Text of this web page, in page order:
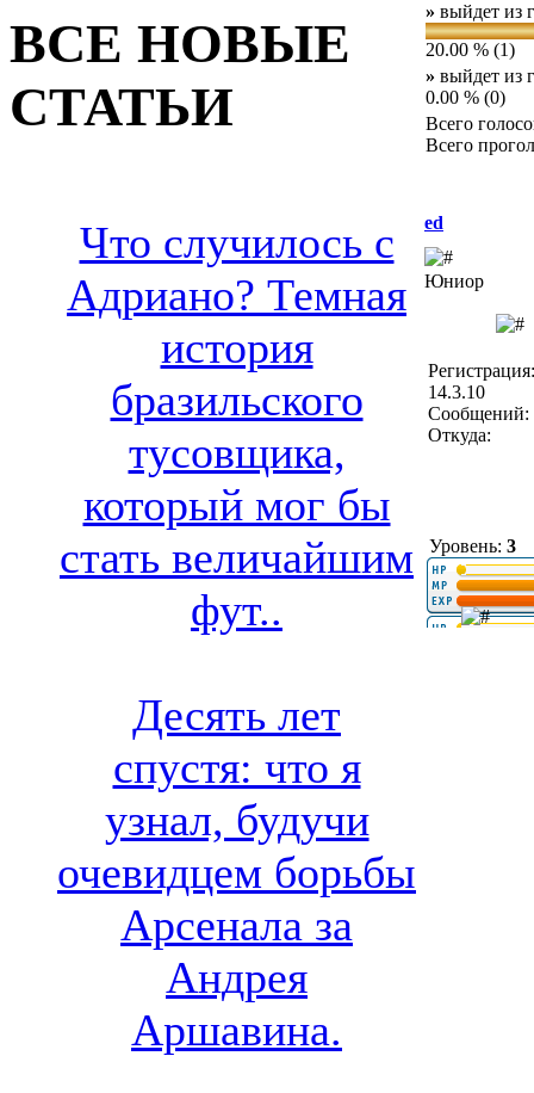
ВСЕ НОВЫЕ
СТАТЬИ
Что случилось с
Адриано? Темная
история
бразильского
тусовщика,
который мог бы
стать величайшим
фут..
Десять лет
спустя: что я
узнал, будучи
очевидцем борьбы
Арсенала за
Андрея
Аршавина.
» выйдет из
20.00 % (1)
» выйдет из
0.00 % (0)
Всего
Всего
ed
Юниор
Регистрация:
14.3.10
Сообщений:
Откуда:
Уровень: 3